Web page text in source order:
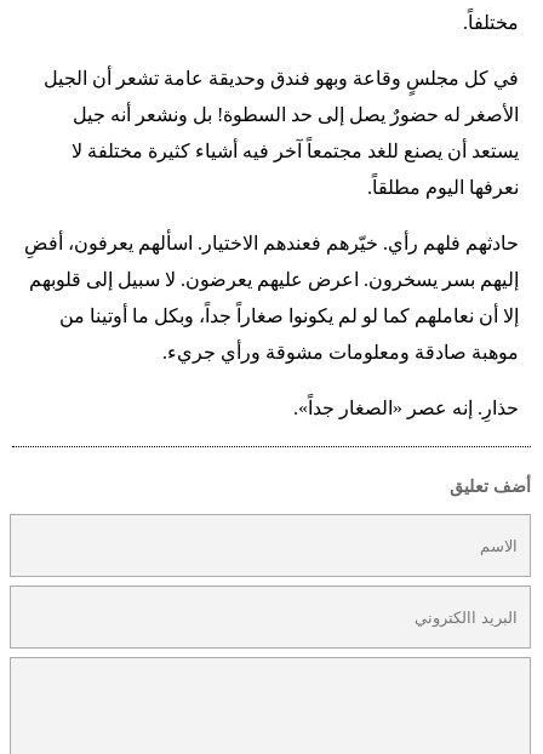
مختلفاً.
في كل مجلسٍ وقاعة وبهو فندق وحديقة عامة تشعر أن الجيل
الأصغر له حضورٌ يصل إلى حد السطوة! بل ونشعر أنه جيل
يستعد أن يصنع للغد مجتمعاً آخر فيه أشياء كثيرة مختلفة لا
نعرفها اليوم مطلقاً.
حادثهم فلهم رأي. خيّرهم فعندهم الاختيار. اسألهم يعرفون، أفضِ
إليهم بسر يسخرون. اعرض عليهم يعرضون. لا سبيل إلى قلوبهم
إلا أن نعاملهم كما لو لم يكونوا صغاراً جداً، وبكل ما أوتينا من
موهبة صادقة ومعلومات مشوقة ورأي جريء.
حذارِ. إنه عصر «الصغار جداً».
أضف تعليق